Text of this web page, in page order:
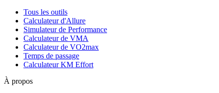
Tous les outils
Calculateur d'Allure
Simulateur de Performance
Calculateur de VMA
Calculateur de VO2max
Temps de passage
Calculateur KM Effort
À propos